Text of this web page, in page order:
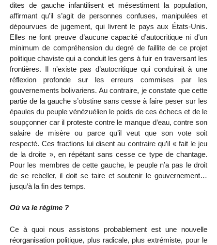
dites de gauche infantilisent et mésestiment la population,
affirmant qu’il s’agit de personnes confuses, manipulées et
dépourvues de jugement, qui livrent le pays aux États-Unis.
Elles ne font preuve d’aucune capacité d’autocritique ni d’un
minimum de compréhension du degré de faillite de ce projet
politique chaviste qui a conduit les gens à fuir en traversant les
frontières. Il n’existe pas d’autocritique qui conduirait à une
réflexion profonde sur les erreurs commises par les
gouvernements bolivariens. Au contraire, je constate que cette
partie de la gauche s’obstine sans cesse à faire peser sur les
épaules du peuple vénézuélien le poids de ces échecs et de le
soupçonner car il proteste contre le manque d’eau, contre son
salaire de misère ou parce qu’il veut que son vote soit
respecté. Ces fractions lui disent au contraire qu’il « fait le jeu
de la droite », en répétant sans cesse ce type de chantage.
Pour les membres de cette gauche, le peuple n’a pas le droit
de se rebeller, il doit se taire et soutenir le gouvernement…
jusqu’à la fin des temps.
Où va le régime ?
Ce à quoi nous assistons probablement est une nouvelle
réorganisation politique, plus radicale, plus extrémiste, pour le